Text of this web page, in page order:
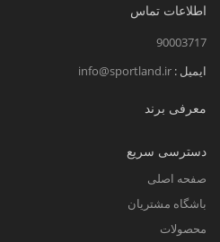
اطلاعات تماس
90003717
ایمیل : info@sportland.ir
معرفی برند
دسترسی سریع
صفحه اصلی
باشگاه مشتریان
محصولات